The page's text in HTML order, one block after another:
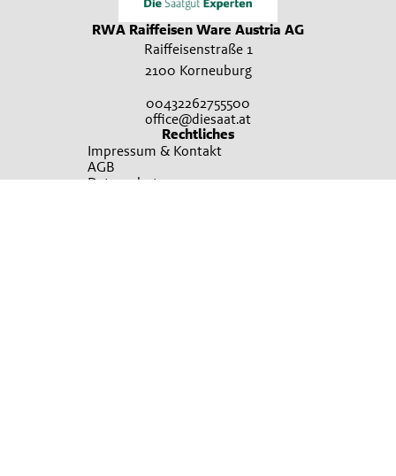
RWA Raiffeisen Ware Austria AG
Raiffeisenstraße 1
2100 Korneuburg
00432262755500
office@diesaat.at
Rechtliches
Impressum & Kontakt
AGB
Datenschutz